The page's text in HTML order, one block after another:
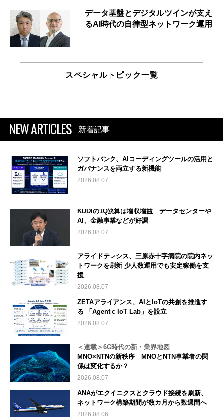
データ基盤とデジタルツインが支え
るAI時代の自律型ネットワーク運用
スペシャルトピック一覧
NEW ARTICLES 新着記事
ソフトバンク、AIコーディングツールの活用と
ガバナンスを両立する新機能
2026.08.07
KDDIの1Q決算は増収増益 データセンターや
AI、金融事業などが好調
2026.08.07
アライドテレシス、三原赤十字病院の院内ネッ
トワークを刷新 少人数運用でも安定稼働を支
援
2026.08.07
ZETAアライアンス、AIとIoTの共創を推進す
る 「Agentic IoT Lab」を設立
2026.08.07
＜連載＞6G時代の新・業界地図
MNO×NTNの新秩序 MNOとNTN事業者の関
係は変化するか？
2026.08.07
ANAがエクイニクスとクラウド接続を刷新、
ネットワーク構築期間が数カ月から数週間へ
2026.08.06